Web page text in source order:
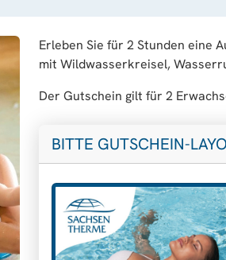
Erleben Sie für 2 Stunden eine
mit Wildwasserkreisel,
Der Gutschein gilt für 2
BITTE GUTSCHEIN-